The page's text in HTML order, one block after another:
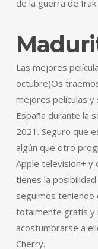
de la guerra de
Las mejores
octubre)Os
mejores películas
España durante la
2021. Seguro que
algún que otro
Apple television+ y
tienes la
seguimos teniendo
totalmente gratis y
acostumbrarse a
Cherry.